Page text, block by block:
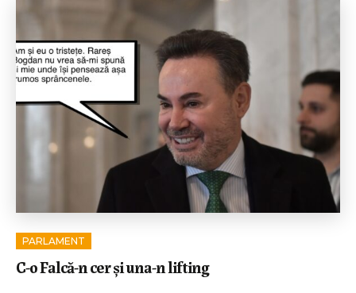
PARLAMENT
C-o Falcă-n cer și una-n lifting